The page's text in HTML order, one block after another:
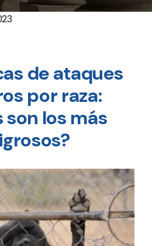
de ataques
por raza:
son los más